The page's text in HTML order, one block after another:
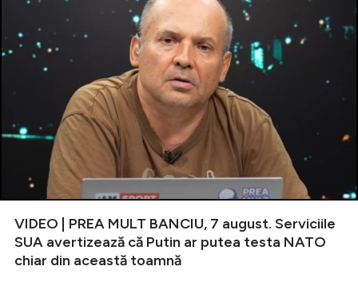
VIDEO | PREA MULT BANCIU, 7 august. Serviciile
SUA avertizează că Putin ar putea testa NATO
chiar din această toamnă